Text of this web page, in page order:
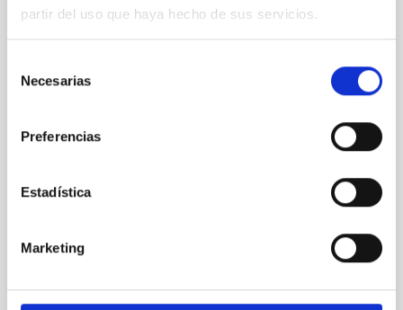
partir del uso que haya hecho de sus servicios.
Necesarias
Preferencias
Estadística
Marketing
quadruply-imaged gravitationally lensed quasar QSO
2237+0305, the Einstein Cross, including
hemispheres and using a new photometric
technique. This technique uses a region far enough
sky background level
Fecha de publicación: